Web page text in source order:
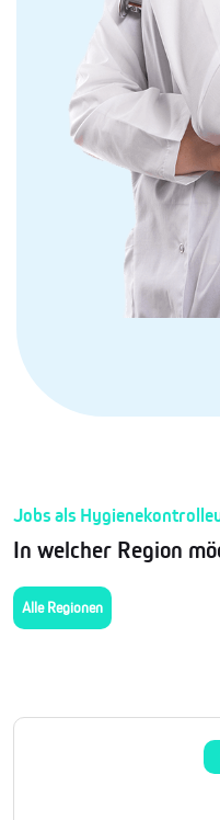
Jobs als
In welcher Region
Alle Regionen